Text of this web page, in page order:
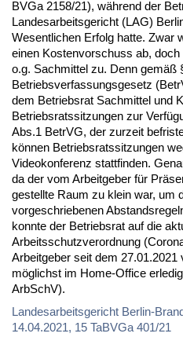
BVGa 2158/21), während der
Landesarbeitsgericht (LAG)
Wesentlichen Erfolg hatte. Zwar
einen Kostenvorschuss ab,
o.g. Sachmittel zu. Denn gemäß
Betriebsverfassungsgesetz
dem Betriebsrat Sachmittel und
Betriebsratssitzungen zur
Abs.1 BetrVG, der zurzeit
können Betriebsratssitzungen
Videokonferenz stattfinden.
da der vom Arbeitgeber für
gestellte Raum zu klein war, um
vorgeschriebenen
konnte der Betriebsrat auf die
Arbeitsschutzverordnung
Arbeitgeber seit dem 27.01.2021
möglichst im Home-Office
ArbSchV).
Landesarbeitsgericht Berlin-
14.04.2021, 15 TaBVGa 401/21